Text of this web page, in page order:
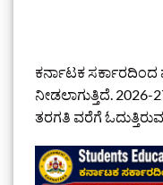
ಕರ್ನಾಟಕ
ನೀಡಲಾಗುತ್ತಿದೆ. 2026-
ತರಗತಿ ವರೆಗೆ